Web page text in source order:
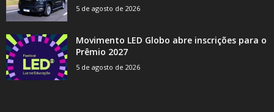
5 de agosto de 2026
Movimento LED Globo abre inscrições para o
Prêmio 2027
5 de agosto de 2026